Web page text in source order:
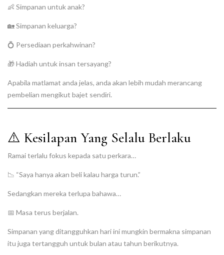
👶 Simpanan untuk anak?
🏡 Simpanan keluarga?
💍 Persediaan perkahwinan?
🎁 Hadiah untuk insan tersayang?
Apabila matlamat anda jelas, anda akan lebih mudah merancang
pembelian mengikut bajet sendiri.
⚠️ Kesilapan Yang Selalu Berlaku
Ramai terlalu fokus kepada satu perkara…
📉 “Saya hanya akan beli kalau harga turun.”
Sedangkan mereka terlupa bahawa…
📅 Masa terus berjalan.
Simpanan yang ditangguhkan hari ini mungkin bermakna simpanan
itu juga tertangguh untuk bulan atau tahun berikutnya.